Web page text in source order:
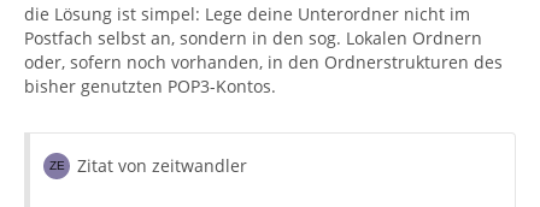
die Lösung ist simpel: Lege deine Unterordner nicht im
Postfach selbst an, sondern in den sog. Lokalen Ordnern
oder, sofern noch vorhanden, in den Ordnerstrukturen des
bisher genutzten POP3-Kontos.
Zitat von zeitwandler